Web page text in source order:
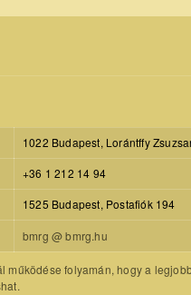
1022 Budapest, Lorántffy
+36 1 212 14 94
1525 Budapest, Postafiók 194
bmrg @ bmrg.hu
működése folyamán, hogy a